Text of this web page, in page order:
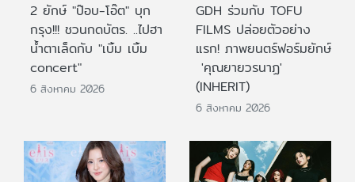
2 ยักษ์ "ป๊อบ-โอ๊ต" บุก
กรุง!!! ชวนกดบัตร. ..ไปฮา
น้ำตาเล็ดกับ "เบิ้ม เบิ้ม
concert"
6 สิงหาคม 2026
GDH ร่วมกับ TOFU
FILMS ปล่อยตัวอย่าง
แรก! ภาพยนตร์ฟอร์มยักษ์
'คุณยายวรนาฏ'
(INHERIT)
6 สิงหาคม 2026